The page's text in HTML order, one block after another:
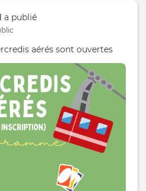
a publié
aérés sont ouvertes